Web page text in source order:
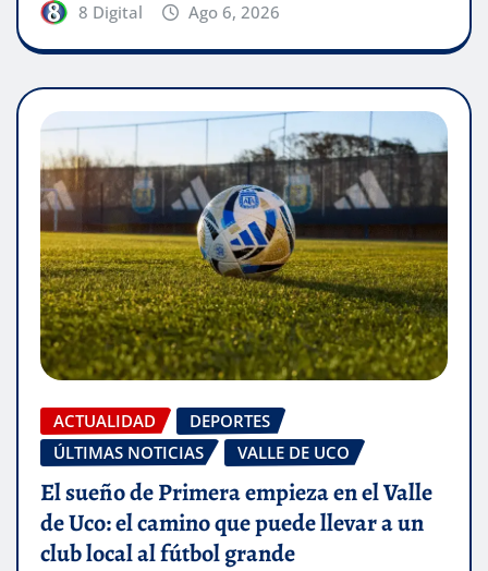
8 Digital Ago 6, 2026
ACTUALIDAD
DEPORTES
ÚLTIMAS NOTICIAS
VALLE DE UCO
El sueño de Primera empieza en el Valle
de Uco: el camino que puede llevar a un
club local al fútbol grande